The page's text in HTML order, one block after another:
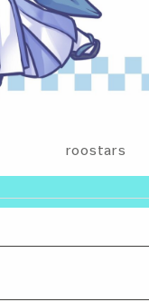
roostars